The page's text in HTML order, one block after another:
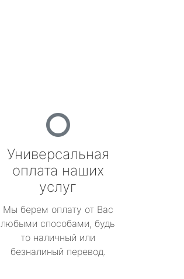
Универсальная
оплата наших
услуг
Мы берем оплату от Вас
любыми способами, будь
то наличный или
безналиный перевод.